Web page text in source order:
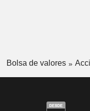
Bolsa de valores